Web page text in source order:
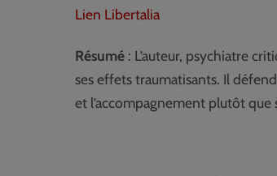
Lien Libertalia
Résumé : L’auteur, psychiatre
ses effets traumatisants. Il
et l’accompagnement plutôt que